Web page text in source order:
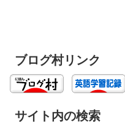
ブログ村リンク
サイト内の検索